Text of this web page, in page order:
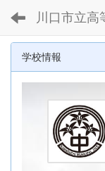
川口市立高
学校情報